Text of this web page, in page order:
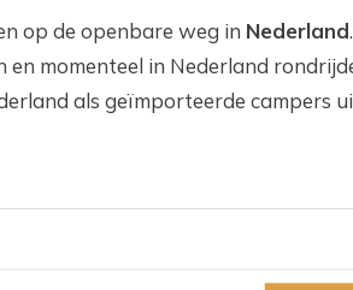
op de openbare weg in Nederland.
momenteel in Nederland
als geïmporteerde campers